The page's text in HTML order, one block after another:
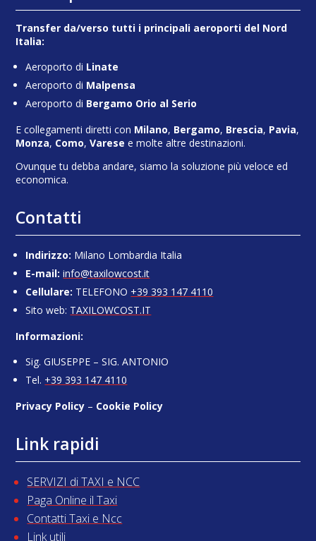
Transfer da/verso tutti i principali aeroporti del Nord
Italia:
Aeroporto di Linate
Aeroporto di Malpensa
Aeroporto di Bergamo Orio al Serio
E collegamenti diretti con Milano, Bergamo, Brescia, Pavia,
Monza, Como,Varese e molte altre destinazioni.
Ovunque tu debba andare, siamo la soluzione più veloce ed
economica.
Contatti
Indirizzo: Milano Lombardia Italia
E-mail: info@taxilowcost.it
Cellulare: TELEFONO +39 393 147 4110
Sito web: TAXILOWCOST.IT
Informazioni:
Sig. GIUSEPPE – SIG. ANTONIO
Tel. +39 393 147 4110
Privacy Policy – Cookie Policy
Link rapidi
SERVIZI di TAXI e NCC
Paga Online il Taxi
Contatti Taxi e Ncc
Link utili